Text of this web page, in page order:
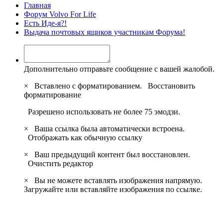
Главная
Форум Volvo For Life
Есть Иде-я?!
Выдача почтовых ящиков участникам Форума!
Дополнительно отправьте сообщение с вашей жалобой.
×
Вставлено с форматированием. Восстановить
форматирование
Разрешено использовать не более 75 эмодзи.
×
Ваша ссылка была автоматически встроена.
Отображать как обычную ссылку
×
Ваш предыдущий контент был восстановлен.
Очистить редактор
×
Вы не можете вставлять изображения напрямую.
Загружайте или вставляйте изображения по ссылке.